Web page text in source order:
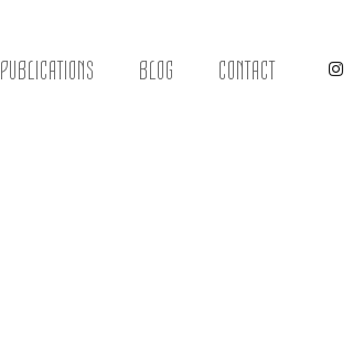
PUBLICATIONS BLOG CONTACT